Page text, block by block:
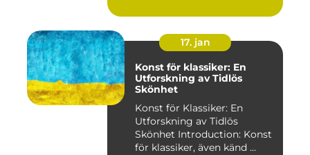
17. jan
Konst för klassiker: En
Utforskning av Tidlös
Skönhet
Konst för Klassiker: En
Utforskning av Tidlös
Skönhet Introduction: Konst
för klassiker, även känd ...